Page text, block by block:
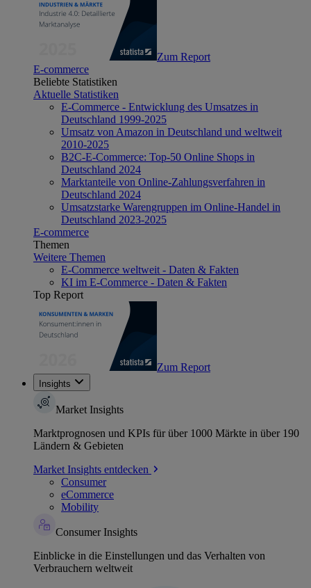
Zum Report
E-commerce
Beliebte Statistiken
Aktuelle Statistiken
E-Commerce - Entwicklung des Umsatzes in
Deutschland 1999-2025
Umsatz von Amazon in Deutschland und weltweit
2010-2025
B2C-E-Commerce: Top-50 Online Shops in
Deutschland 2024
Marktanteile von Online-Zahlungsverfahren in
Deutschland 2024
Umsatzstarke Warengruppen im Online-Handel in
Deutschland 2023-2025
E-commerce
Themen
Weitere Themen
E-Commerce weltweit - Daten & Fakten
KI im E-Commerce - Daten & Fakten
Top Report
Zum Report
Insights
Market Insights
Marktprognosen und KPIs für über 1000 Märkte in über 190
Ländern & Gebieten
Market Insights entdecken
Consumer
eCommerce
Mobility
Consumer Insights
Einblicke in die Einstellungen und das Verhalten von
Verbrauchern weltweit